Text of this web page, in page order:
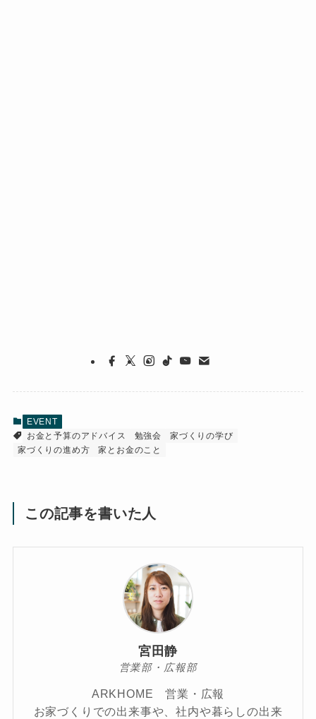
EVENT
お金と予算のアドバイス
勉強会
家づくりの学び
家づくりの進め方
家とお金のこと
この記事を書いた人
宮田静
営業部・広報部
ARKHOME 営業・広報
お家づくりでの出来事や、社内や暮らしの出来